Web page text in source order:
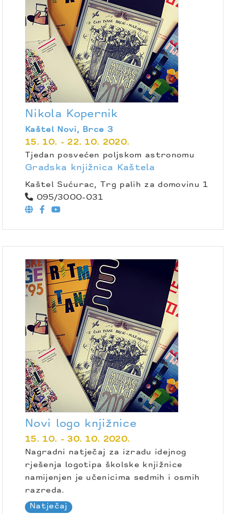
Nikola Kopernik
Kaštel Novi, Brce 3
15. 10. - 22. 10. 2020.
Tjedan posvećen poljskom astronomu
Gradska knjižnica Kaštela
Kaštel Sućurac, Trg palih za domovinu 1
095/3000-031
Novi logo knjižnice
15. 10. - 30. 10. 2020.
Nagradni natječaj za izradu idejnog
rješenja logotipa školske knjižnice
namijenjen je učenicima sedmih i osmih
razreda.
Natječaj